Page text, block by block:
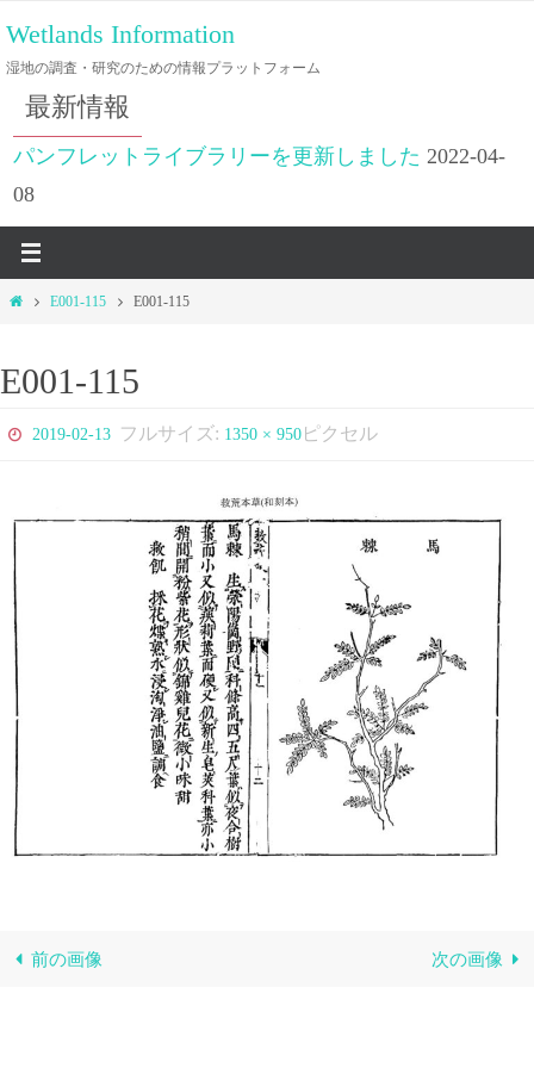
ン
テ
ツ
ス
プ
Wetlands Information
湿地の調査・研究のための情報プラットフォーム
最新情報
パンフレットライブラリーを更新しました 2022-04-
08
ホ
E001-115 E001-115
E001-115
2019-02-13 フルサイズ: 1350 × 950 ピクセル
前の画像 次の画像